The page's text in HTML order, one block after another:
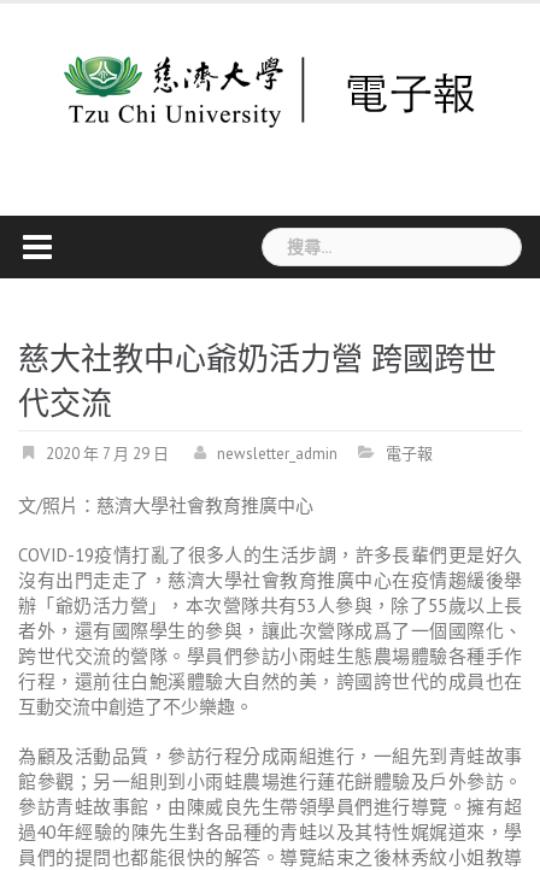
搜
尋
字:
慈大社教中心爺奶活力營 跨國跨世
代交流
2020 年 7 月 29 日 newsletter_admin 電子報
文/照片：慈濟大學社會教育推廣中心
COVID-19疫情打亂了很多人的生活步調，許多長輩們更是好久
沒有出門走走了，慈濟大學社會教育推廣中心在疫情趨緩後舉
辦「爺奶活力營」，本次營隊共有53人參與，除了55歲以上長
者外，還有國際學生的參與，讓此次營隊成爲了一個國際化、
跨世代交流的營隊。學員們參訪小雨蛙生態農場體驗各種手作
行程，還前往白鮑溪體驗大自然的美，誇國誇世代的成員也在
互動交流中創造了不少樂趣。
為顧及活動品質，參訪行程分成兩組進行，一組先到青蛙故事
館參觀；另一組則到小雨蛙農場進行蓮花餅體驗及戶外參訪。
參訪青蛙故事館，由陳威良先生帶領學員們進行導覽。擁有超
過40年經驗的陳先生對各品種的青蛙以及其特性娓娓道來，學
員們的提問也都能很快的解答。導覽結束之後林秀紋小姐教導